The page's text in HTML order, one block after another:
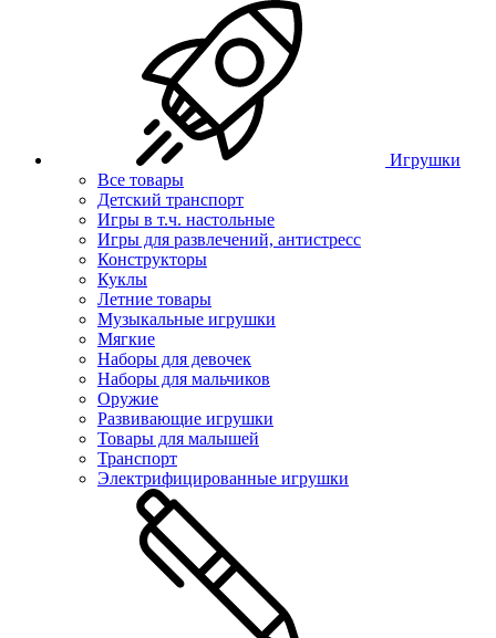
Игрушки
Все товары
Детский транспорт
Игры в т.ч. настольные
Игры для развлечений, антистресс
Конструкторы
Куклы
Летние товары
Музыкальные игрушки
Мягкие
Наборы для девочек
Наборы для мальчиков
Оружие
Развивающие игрушки
Товары для малышей
Транспорт
Электрифицированные игрушки